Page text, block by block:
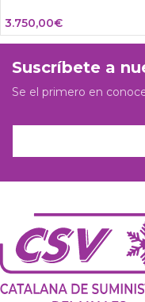
3.750,00€
Suscríbete a
Se el primero en